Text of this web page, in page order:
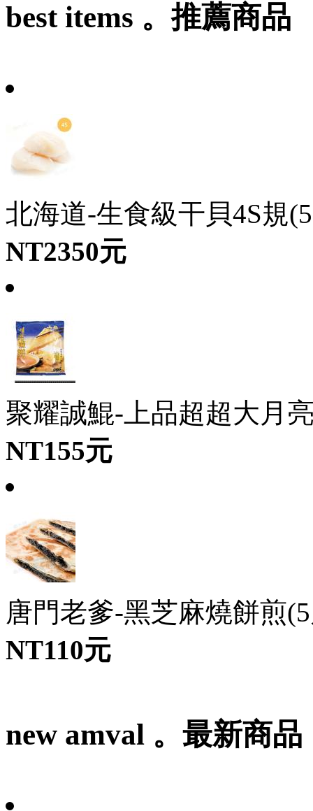
best items 。推薦商品
北海道-生食級干貝4S規
NT2350元
聚耀誠鯤-上品超超大月
NT155元
唐門老爹-黑芝麻燒餅煎
NT110元
new amval 。最新商品